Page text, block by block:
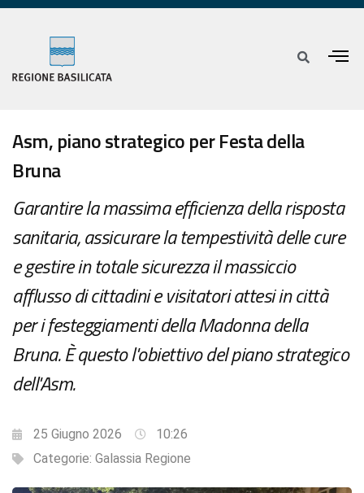
Asm, piano strategico per Festa della
Bruna
Garantire la massima efficienza della risposta
sanitaria, assicurare la tempestività delle cure
e gestire in totale sicurezza il massiccio
afflusso di cittadini e visitatori attesi in città
per i festeggiamenti della Madonna della
Bruna. È questo l'obiettivo del piano strategico
dell'Asm.
25 Giugno 2026
10:26
Categorie: Galassia Regione